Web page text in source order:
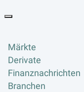
Märkte
Derivate
Finanznachrichten
Branchen